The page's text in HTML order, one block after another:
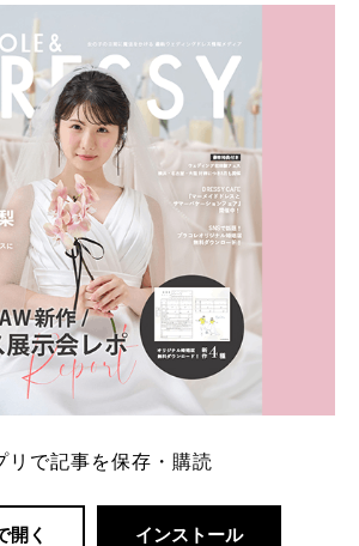
リで記事を保存・購読
開く インストール